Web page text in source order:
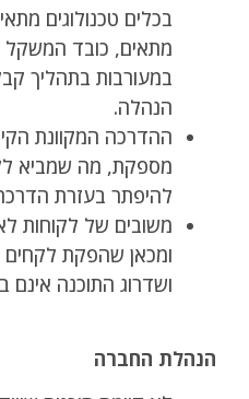
בכלים טכנולוגים
מתאים, כובד המשקל
במעורבות בתהליך
הנהלה.
ההדרכה המקוונת
מספקת, מה שמביא
להיפתר בעזרת
משובים של לקוחות
ומכאן שהפקת לקחים
ושדרוג התוכנה
הנהלת החברה